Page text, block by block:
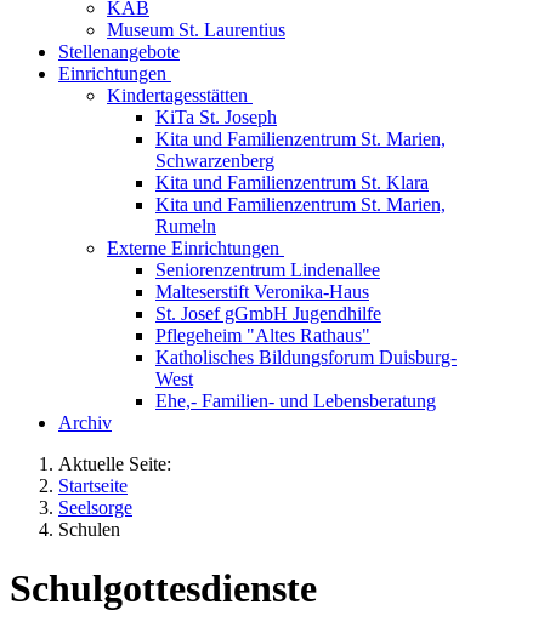
KAB
Museum St. Laurentius
Stellenangebote
Einrichtungen
Kindertagesstätten
KiTa St. Joseph
Kita und Familienzentrum St. Marien,
Schwarzenberg
Kita und Familienzentrum St. Klara
Kita und Familienzentrum St. Marien,
Rumeln
Externe Einrichtungen
Seniorenzentrum Lindenallee
Malteserstift Veronika-Haus
St. Josef gGmbH Jugendhilfe
Pflegeheim "Altes Rathaus"
Katholisches Bildungsforum Duisburg-
West
Ehe,- Familien- und Lebensberatung
Archiv
Aktuelle Seite:
Startseite
Seelsorge
Schulen
Schulgottesdienste